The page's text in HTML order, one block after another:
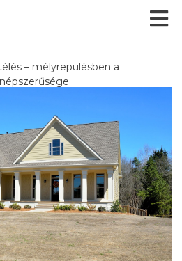
– mélyrepülésben a